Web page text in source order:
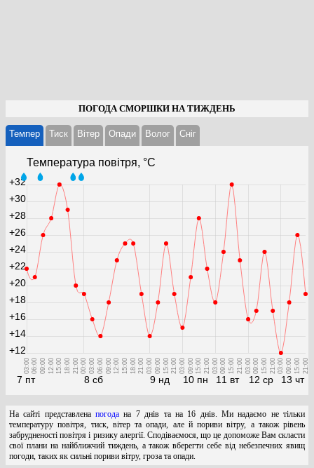
ПОГОДА СМОРШКИ НА ТИЖДЕНЬ
Темпер Тиск Вітер Опади Волог Cніг
Температура повітря, °С
7 пт
03:0006:00 09:00 12:0015:00 18:00 21:00
8 сб
00:00 03:00 06:00 09:0012:00 15:00 18:0021:00
9 нд
03:00 09:00 15:0021:00
10 пн
03:00 09:0015:00 21:00
11 вт
03:0009:00 15:00 21:00
12 ср
03:0009:00 15:00 21:00
13 чт
03:00 09:00 15:00 21:00
+12
+14
+16
+18
+20
+22
+24
+26
+28
+30
+32
На сайті представленапогода на 7 днів та на 16 днів. Ми надаємо не тільки
температуру повітря, тиск, вітер та опади, але й пориви вітру, а також рівень
забрудненості повітря і ризику алергії. Сподіваємося, що це допоможе Вам скласти
свої плани на найближчий тиждень, а також вберегти себе від небезпечних явищ
погоди, таких як сильні пориви вітру, гроза та опади.